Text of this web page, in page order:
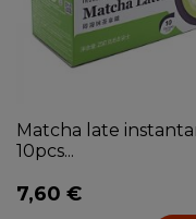
Matcha late
10pcs...
7,60 €